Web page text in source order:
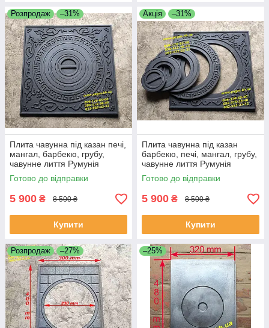
Розпродаж –31%
Плита чавунна під казан печі,
мангал, барбекю, грубу,
чавунне лиття Румунія
Готово до відправки
5 900 ₴ 8 500 ₴
Купити
Акція –31%
Плита чавунна під казан
барбекю, печі, мангал, грубу,
чавунне лиття Румунія
Готово до відправки
5 900 ₴ 8 500 ₴
Купити
Розпродаж –27% –25%